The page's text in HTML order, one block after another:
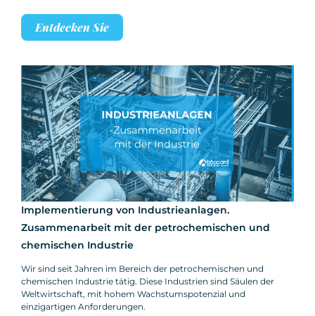
Entdecken Sie
Implementierung von Industrieanlagen.
Zusammenarbeit mit der petrochemischen und
chemischen Industrie
Wir sind seit Jahren im Bereich der petrochemischen und
chemischen Industrie tätig. Diese Industrien sind Säulen der
Weltwirtschaft, mit hohem Wachstumspotenzial und
einzigartigen Anforderungen.